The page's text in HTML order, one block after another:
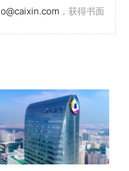
，获得书面